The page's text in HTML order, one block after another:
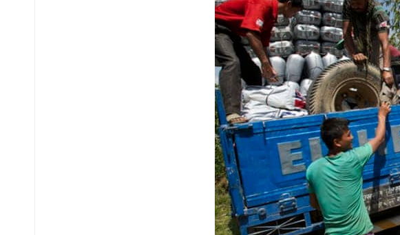
عربي
日语
한국어
Türk
Ελληνικά
Melayu
Polski
แบบไทย